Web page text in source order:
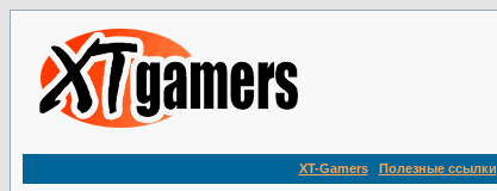
XT-Gamers Полезные ссылки